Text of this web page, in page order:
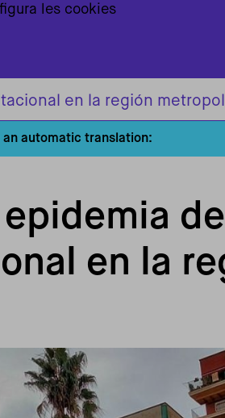
en la región
an automatic translation:
en la
les cookies